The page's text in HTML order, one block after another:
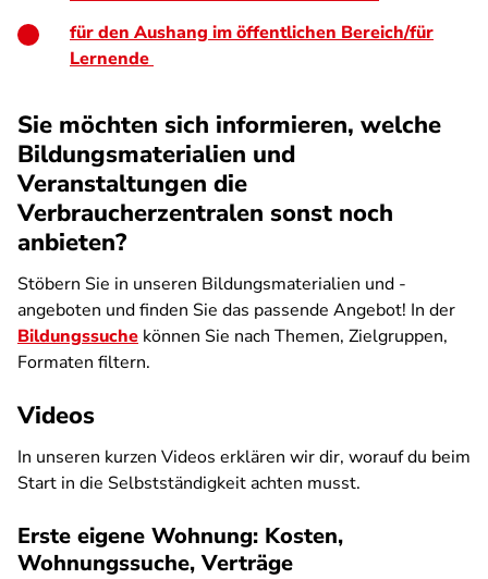
für den Aushang im öffentlichen Bereich/für
Lernende
Sie möchten sich informieren, welche
Bildungsmaterialien und
Veranstaltungen die
Verbraucherzentralen sonst noch
anbieten?
Stöbern Sie in unseren Bildungsmaterialien und -
angeboten und finden Sie das passende Angebot! In der
Bildungssuche können Sie nach Themen, Zielgruppen,
Formaten filtern.
Videos
In unseren kurzen Videos erklären wir dir, worauf du beim
Start in die Selbstständigkeit achten musst.
Erste eigene Wohnung: Kosten,
Wohnungssuche, Verträge